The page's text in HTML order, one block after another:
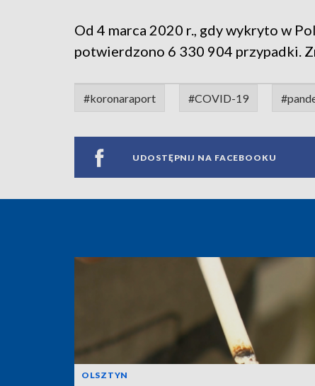
Od 4 marca 2020 r., gdy wykryto w
potwierdzono 6 330 904 przypadki.
#koronaraport #COVID-19
UDOSTĘPNIJ NA FACEBOOKU
OLSZTYN